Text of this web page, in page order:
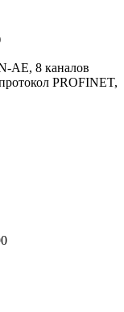
AE, 8 каналов
PROFINET,